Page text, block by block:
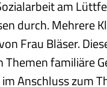
am
durch. Mehrere
Frau Bläser.
Themen familiäre
Anschluss zum